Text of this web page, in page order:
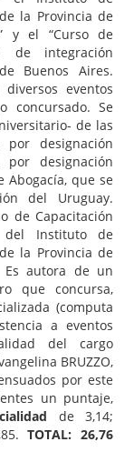
la Provincia de
y el “Curso de
de integración
Buenos Aires.
eventos
concursado. Se
de las
por designación
designación
Abogacía, que se
del Uruguay.
de Capacitación
del Instituto de
la Provincia de
Es autora de un
que concursa,
(computa
a eventos
del cargo
BRUZZO,
por este
un puntaje,
de 3,14;
TOTAL: 26,76